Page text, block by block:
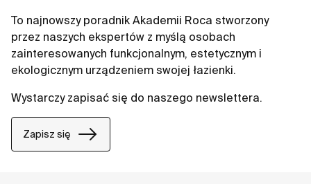
To najnowszy poradnik Akademii Roca stworzony
przez naszych ekspertów z myślą osobach
zainteresowanych funkcjonalnym, estetycznym i
ekologicznym urządzeniem swojej łazienki.
Wystarczy zapisać się do naszego newslettera.
Zapisz się